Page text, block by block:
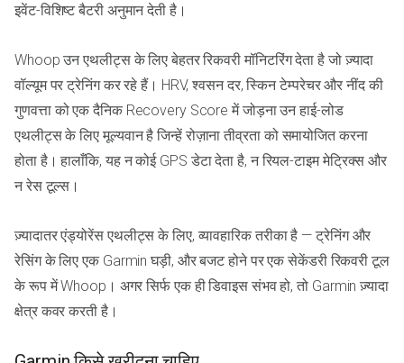
इवेंट-विशिष्ट बैटरी अनुमान देती है।
Whoop उन एथलीट्स के लिए बेहतर रिकवरी मॉनिटरिंग देता है जो ज़्यादा
वॉल्यूम पर ट्रेनिंग कर रहे हैं। HRV, श्वसन दर, स्किन टेम्परेचर और नींद की
गुणवत्ता को एक दैनिक Recovery Score में जोड़ना उन हाई-लोड
एथलीट्स के लिए मूल्यवान है जिन्हें रोज़ाना तीव्रता को समायोजित करना
होता है। हालाँकि, यह न कोई GPS डेटा देता है, न रियल-टाइम मेट्रिक्स और
न रेस टूल्स।
ज़्यादातर एंड्योरेंस एथलीट्स के लिए, व्यावहारिक तरीका है — ट्रेनिंग और
रेसिंग के लिए एक Garmin घड़ी, और बजट होने पर एक सेकेंडरी रिकवरी टूल
के रूप में Whoop। अगर सिर्फ एक ही डिवाइस संभव हो, तो Garmin ज़्यादा
क्षेत्र कवर करती है।